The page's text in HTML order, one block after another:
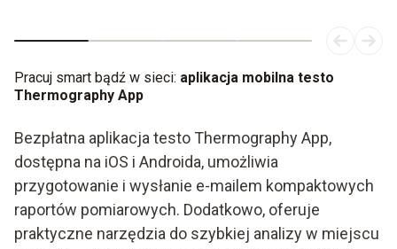
Pracuj smart bądź w sieci: aplikacja mobilna testo
Thermography App
Bezpłatna aplikacja testo Thermography App,
dostępna na iOS i Androida, umożliwia
przygotowanie i wysłanie e-mailem kompaktowych
raportów pomiarowych. Dodatkowo, oferuje
praktyczne narzędzia do szybkiej analizy w miejscu